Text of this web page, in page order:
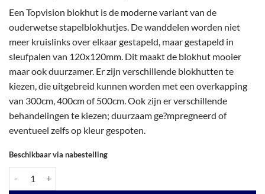
was:
€ 6.707,00.
is:
€ 6.707,00.
Een Topvision blokhut is de moderne variant van de
ouderwetse stapelblokhutjes. De wanddelen worden niet
meer kruislinks over elkaar gestapeld, maar gestapeld in
sleufpalen van 120x120mm. Dit maakt de blokhut mooier
maar ook duurzamer. Er zijn verschillende blokhutten te
kiezen, die uitgebreid kunnen worden met een overkapping
van 300cm, 400cm of 500cm. Ook zijn er verschillende
behandelingen te kiezen; duurzaam ge?mpregneerd of
eventueel zelfs op kleur gespoten.
Beschikbaar via nabestelling